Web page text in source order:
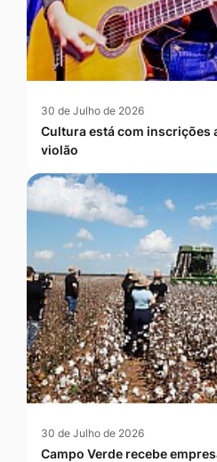
30 de Julho de 2026
Cultura está com inscrições
violão
30 de Julho de 2026
Campo Verde recebe